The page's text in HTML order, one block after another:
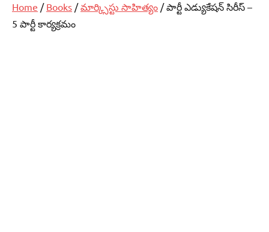
Home / Books /మార్క్సిస్టు సాహిత్యం / పార్టీ ఎడ్యుకేషన్‌ సిరీస్‌ –
5 పార్టీ కార్యక్రమం